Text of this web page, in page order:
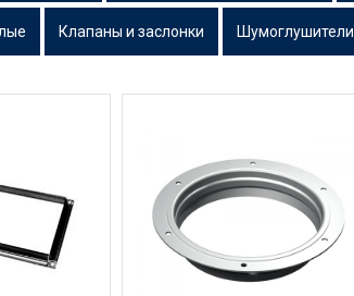
Клапаны и заслонки Шумоглушители